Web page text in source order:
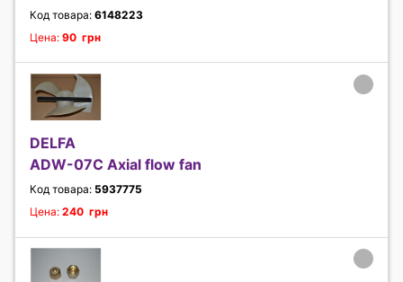
Код товара: 6148223
Цена: 90 грн
DELFA
ADW-07C Axial flow fan
Код товара: 5937775
Цена: 240 грн